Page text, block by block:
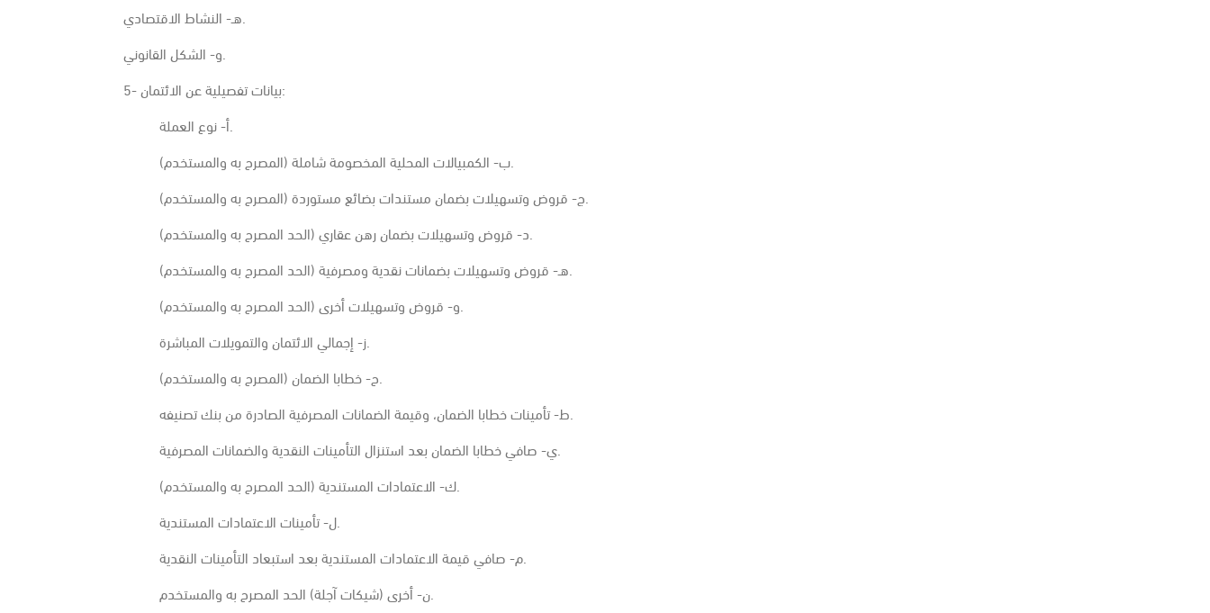
هـ- النشاط الاقتصادي.
و- الشكل القانوني.
5- بيانات تفصيلية عن الائتمان:
أ- نوع العملة.
ب- الكمبيالات المحلية المخصومة شاملة (المصرح به والمستخدم).
ج- قروض وتسهيلات بضمان مستندات بضائع مستوردة (المصرح به والمستخدم).
د- قروض وتسهيلات بضمان رهن عقاري (الحد المصرح به والمستخدم).
هـ- قروض وتسهيلات بضمانات نقدية ومصرفية (الحد المصرح به والمستخدم).
و- قروض وتسهيلات أخرى (الحد المصرح به والمستخدم).
ز- إجمالي الائتمان والتمويلات المباشرة.
ح- خطابا الضمان (المصرح به والمستخدم).
ط- تأمينات خطابا الضمان، وقيمة الضمانات المصرفية الصادرة من بنك تصنيفه.
ي- صافي خطابا الضمان بعد استنزال التأمينات النقدية والضمانات المصرفية.
ك- الاعتمادات المستندية (الحد المصرح به والمستخدم).
ل- تأمينات الاعتمادات المستندية.
م- صافي قيمة الاعتمادات المستندية بعد استبعاد التأمينات النقدية.
ن- أخرى (شيكات آجلة) الحد المصرح به والمستخدم.